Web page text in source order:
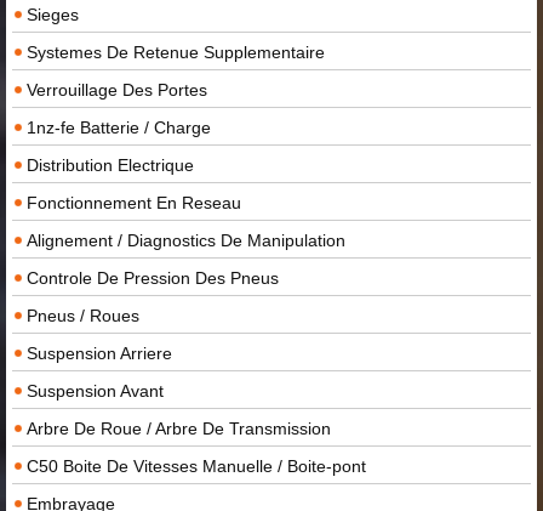
Sieges
Systemes De Retenue Supplementaire
Verrouillage Des Portes
1nz-fe Batterie / Charge
Distribution Electrique
Fonctionnement En Reseau
Alignement / Diagnostics De Manipulation
Controle De Pression Des Pneus
Pneus / Roues
Suspension Arriere
Suspension Avant
Arbre De Roue / Arbre De Transmission
C50 Boite De Vitesses Manuelle / Boite-pont
Embrayage